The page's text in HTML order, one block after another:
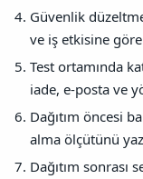
Güvenlik
ve iş etkisine
Test ortamında
iade, e-posta ve
Dağıtım öncesi
alma ölçütünü
Dağıtım sonrası